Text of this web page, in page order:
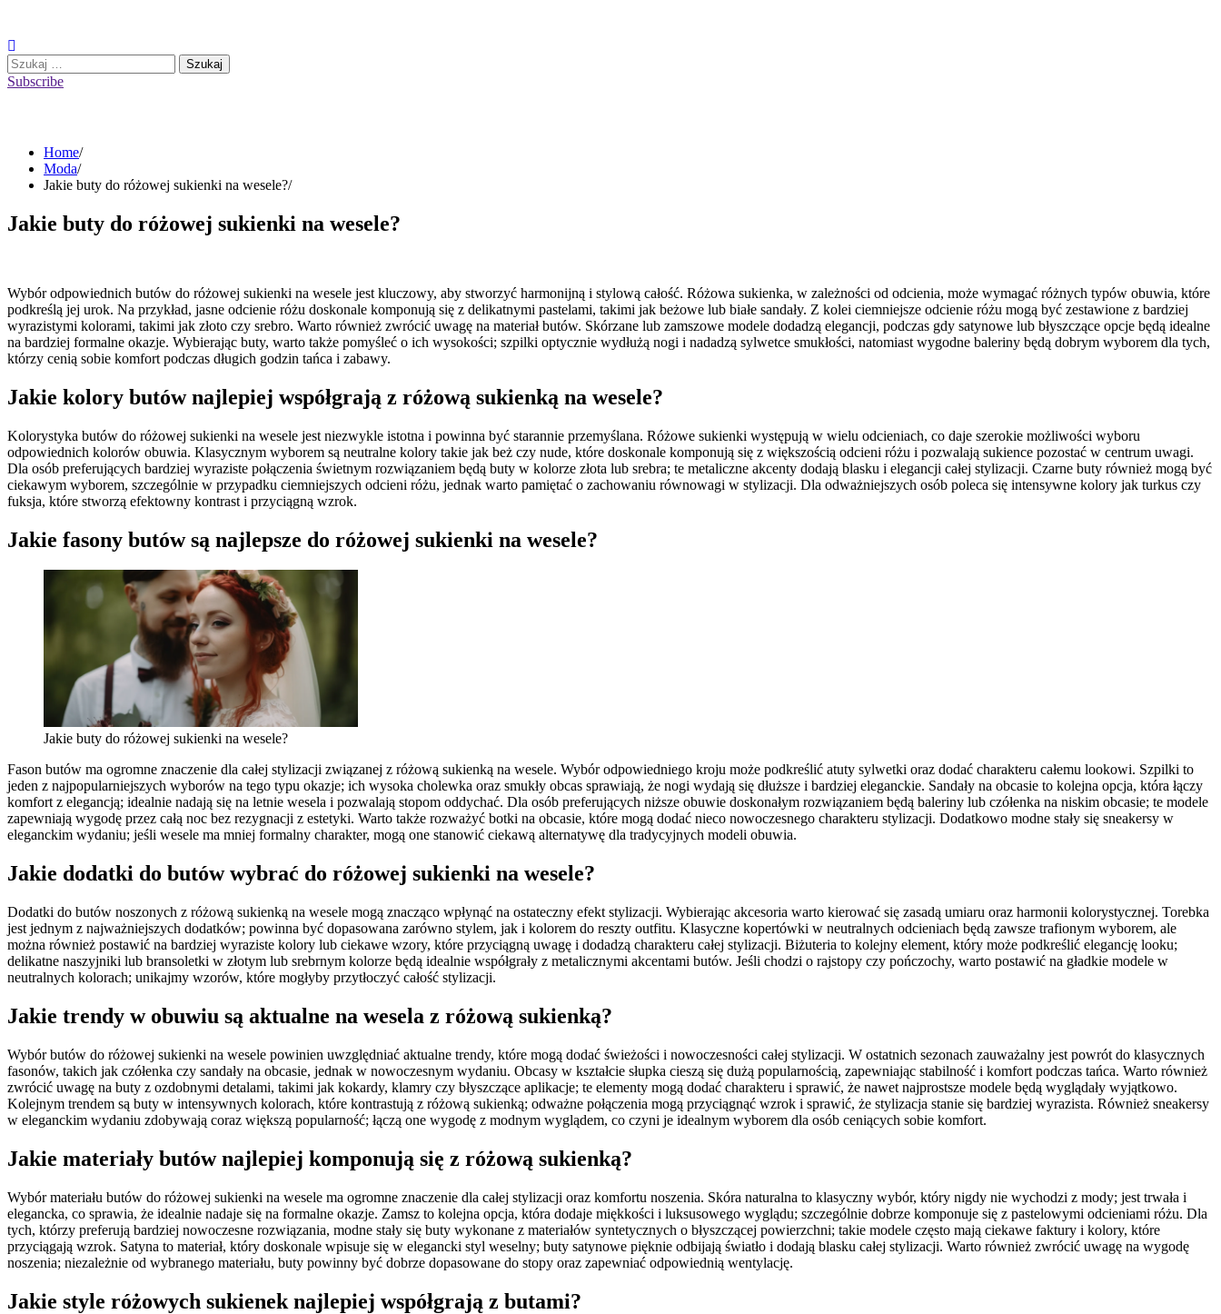
content
Szukaj:
Subscribe
Home
Moda
Jakie buty do różowej sukienki na wesele?
Jakie buty do różowej sukienki na wesele?
Wybór odpowiednich butów do różowej sukienki na wesele jest kluczowy, aby stworzyć harmonijną i stylową całość. Różowa sukienka, w zależności od odcienia, może wymagać różnych typów obuwia, które
podkreślą jej urok. Na przykład, jasne odcienie różu doskonale komponują się z delikatnymi pastelami, takimi jak beżowe lub białe sandały. Z kolei ciemniejsze odcienie różu mogą być zestawione z bardziej
wyrazistymi kolorami, takimi jak złoto czy srebro. Warto również zwrócić uwagę na materiał butów. Skórzane lub zamszowe modele dodadzą elegancji, podczas gdy satynowe lub błyszczące opcje będą idealne
na bardziej formalne okazje. Wybierając buty, warto także pomyśleć o ich wysokości; szpilki optycznie wydłużą nogi i nadadzą sylwetce smukłości, natomiast wygodne baleriny będą dobrym wyborem dla tych,
którzy cenią sobie komfort podczas długich godzin tańca i zabawy.
Jakie kolory butów najlepiej współgrają z różową sukienką na wesele?
Kolorystyka butów do różowej sukienki na wesele jest niezwykle istotna i powinna być starannie przemyślana. Różowe sukienki występują w wielu odcieniach, co daje szerokie możliwości wyboru
odpowiednich kolorów obuwia. Klasycznym wyborem są neutralne kolory takie jak beż czy nude, które doskonale komponują się z większością odcieni różu i pozwalają sukience pozostać w centrum uwagi.
Dla osób preferujących bardziej wyraziste połączenia świetnym rozwiązaniem będą buty w kolorze złota lub srebra; te metaliczne akcenty dodają blasku i elegancji całej stylizacji. Czarne buty również mogą być
ciekawym wyborem, szczególnie w przypadku ciemniejszych odcieni różu, jednak warto pamiętać o zachowaniu równowagi w stylizacji. Dla odważniejszych osób poleca się intensywne kolory jak turkus czy
fuksja, które stworzą efektowny kontrast i przyciągną wzrok.
Jakie fasony butów są najlepsze do różowej sukienki na wesele?
Jakie buty do różowej sukienki na wesele?
Fason butów ma ogromne znaczenie dla całej stylizacji związanej z różową sukienką na wesele. Wybór odpowiedniego kroju może podkreślić atuty sylwetki oraz dodać charakteru całemu lookowi. Szpilki to
jeden z najpopularniejszych wyborów na tego typu okazje; ich wysoka cholewka oraz smukły obcas sprawiają, że nogi wydają się dłuższe i bardziej eleganckie. Sandały na obcasie to kolejna opcja, która łączy
komfort z elegancją; idealnie nadają się na letnie wesela i pozwalają stopom oddychać. Dla osób preferujących niższe obuwie doskonałym rozwiązaniem będą baleriny lub czółenka na niskim obcasie; te modele
zapewniają wygodę przez całą noc bez rezygnacji z estetyki. Warto także rozważyć botki na obcasie, które mogą dodać nieco nowoczesnego charakteru stylizacji. Dodatkowo modne stały się sneakersy w
eleganckim wydaniu; jeśli wesele ma mniej formalny charakter, mogą one stanowić ciekawą alternatywę dla tradycyjnych modeli obuwia.
Jakie dodatki do butów wybrać do różowej sukienki na wesele?
Dodatki do butów noszonych z różową sukienką na wesele mogą znacząco wpłynąć na ostateczny efekt stylizacji. Wybierając akcesoria warto kierować się zasadą umiaru oraz harmonii kolorystycznej. Torebka
jest jednym z najważniejszych dodatków; powinna być dopasowana zarówno stylem, jak i kolorem do reszty outfitu. Klasyczne kopertówki w neutralnych odcieniach będą zawsze trafionym wyborem, ale
można również postawić na bardziej wyraziste kolory lub ciekawe wzory, które przyciągną uwagę i dodadzą charakteru całej stylizacji. Biżuteria to kolejny element, który może podkreślić elegancję looku;
delikatne naszyjniki lub bransoletki w złotym lub srebrnym kolorze będą idealnie współgrały z metalicznymi akcentami butów. Jeśli chodzi o rajstopy czy pończochy, warto postawić na gładkie modele w
neutralnych kolorach; unikajmy wzorów, które mogłyby przytłoczyć całość stylizacji.
Jakie trendy w obuwiu są aktualne na wesela z różową sukienką?
Wybór butów do różowej sukienki na wesele powinien uwzględniać aktualne trendy, które mogą dodać świeżości i nowoczesności całej stylizacji. W ostatnich sezonach zauważalny jest powrót do klasycznych
fasonów, takich jak czółenka czy sandały na obcasie, jednak w nowoczesnym wydaniu. Obcasy w kształcie słupka cieszą się dużą popularnością, zapewniając stabilność i komfort podczas tańca. Warto również
zwrócić uwagę na buty z ozdobnymi detalami, takimi jak kokardy, klamry czy błyszczące aplikacje; te elementy mogą dodać charakteru i sprawić, że nawet najprostsze modele będą wyglądały wyjątkowo.
Kolejnym trendem są buty w intensywnych kolorach, które kontrastują z różową sukienką; odważne połączenia mogą przyciągnąć wzrok i sprawić, że stylizacja stanie się bardziej wyrazista. Również sneakersy
w eleganckim wydaniu zdobywają coraz większą popularność; łączą one wygodę z modnym wyglądem, co czyni je idealnym wyborem dla osób ceniących sobie komfort.
Jakie materiały butów najlepiej komponują się z różową sukienką?
Wybór materiału butów do różowej sukienki na wesele ma ogromne znaczenie dla całej stylizacji oraz komfortu noszenia. Skóra naturalna to klasyczny wybór, który nigdy nie wychodzi z mody; jest trwała i
elegancka, co sprawia, że idealnie nadaje się na formalne okazje. Zamsz to kolejna opcja, która dodaje miękkości i luksusowego wyglądu; szczególnie dobrze komponuje się z pastelowymi odcieniami różu. Dla
tych, którzy preferują bardziej nowoczesne rozwiązania, modne stały się buty wykonane z materiałów syntetycznych o błyszczącej powierzchni; takie modele często mają ciekawe faktury i kolory, które
przyciągają wzrok. Satyna to materiał, który doskonale wpisuje się w elegancki styl weselny; buty satynowe pięknie odbijają światło i dodają blasku całej stylizacji. Warto również zwrócić uwagę na wygodę
noszenia; niezależnie od wybranego materiału, buty powinny być dobrze dopasowane do stopy oraz zapewniać odpowiednią wentylację.
Jakie style różowych sukienek najlepiej współgrają z butami?